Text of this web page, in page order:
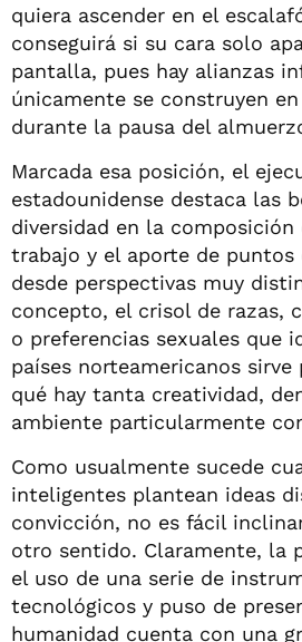
quiera ascender en el
conseguirá si su cara solo
pantalla, pues hay alianzas
únicamente se construyen
durante la pausa del
Marcada esa posición, el
estadounidense destaca las
diversidad en la
trabajo y el aporte de puntos
desde perspectivas muy
concepto, el crisol de razas,
o preferencias sexuales que
países norteamericanos
qué hay tanta creatividad,
ambiente particularmente
Como usualmente sucede
inteligentes plantean ideas
convicción, no es fácil
otro sentido. Claramente, la
el uso de una serie de
tecnológicos y puso de
humanidad cuenta con una